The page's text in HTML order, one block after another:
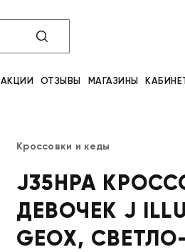
АКЦИИ ОТЗЫВЫ МАГАЗИНЫ
Кроссовки и кеды
J35HPA
ДЕВОЧЕК J
GEOX,